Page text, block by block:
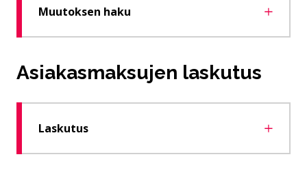
Muutoksen haku
Asiakasmaksujen laskutus
Laskutus